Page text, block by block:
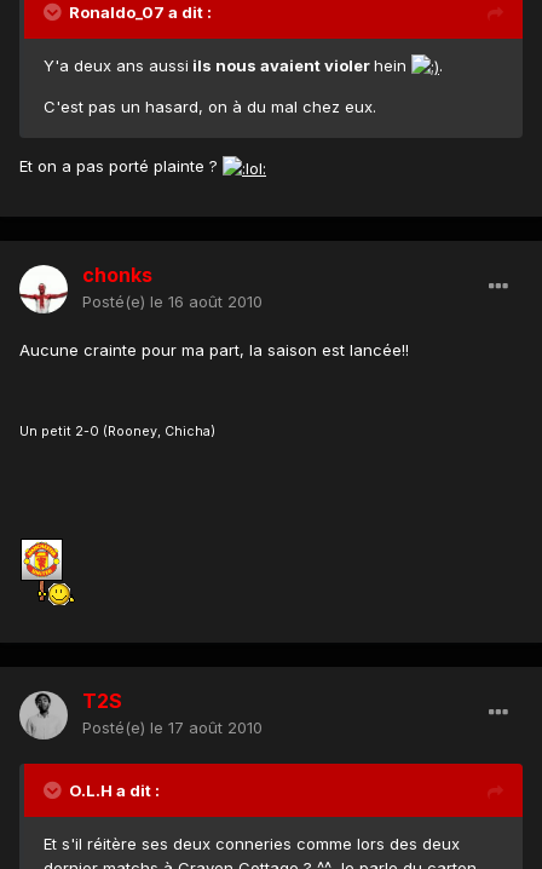
Ronaldo_07 a dit :
Y'a deux ans aussi ils nous avaient violerhein .
C'est pas un hasard, on à du mal chez eux.
Et on a pas porté plainte ?
chonks
Posté(e) le 16 août 2010
Aucune crainte pour ma part, la saison est lancée!!
Un petit 2-0 (Rooney, Chicha)
T2S
Posté(e) le 17 août 2010
O.L.H a dit :
Et s'il réitère ses deux conneries comme lors des deux